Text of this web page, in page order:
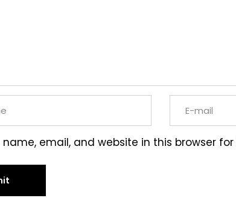
name, email, and website in this browser